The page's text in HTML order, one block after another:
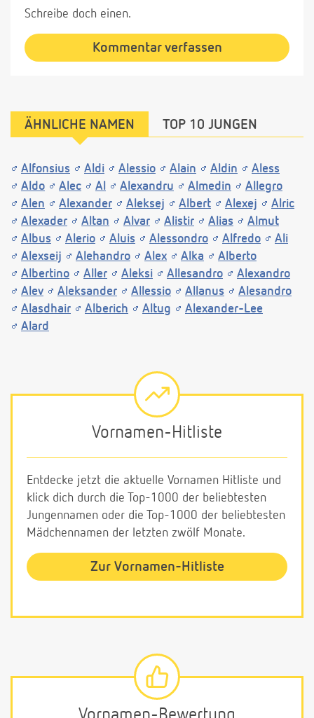
Schreibe doch einen.
Kommentar verfassen
ÄHNLICHE NAMEN TOP 10 JUNGEN
Alfonsius Aldi Alessio Alain Aldin
Aless
Aldo
Alec Al Alexandru Almedin
Allegro
Alen
Alexander Aleksej Albert Alexej
Alric
Alexader
Altan Alvar Alistir Alias
Almut
Albus
Alerio Aluis Alessondro Alfredo
Ali
Alexseij
Alehandro Alex Alka
Alberto
Albertino
Aller Aleksi Allesandro
Alexandro
Alev
Aleksander Allessio Allanus
Alesandro
Alasdhair
Alberich Altug
Alexander-Lee
Alard
Vornamen-Hitliste
Entdecke jetzt die aktuelle Vornamen Hitliste und
klick dich durch die Top-1000 der beliebtesten
Jungennamen oder die Top-1000 der beliebtesten
Mädchennamen der letzten zwölf Monate.
Zur Vornamen-Hitliste